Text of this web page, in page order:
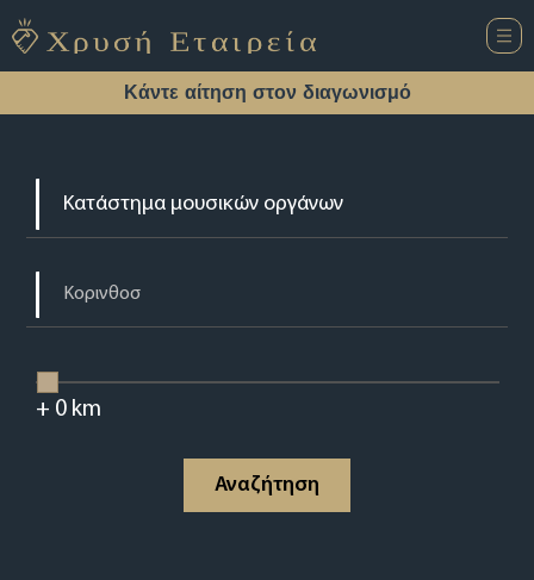
Κάντε αίτηση στον διαγωνισμό
+ 0km
Αναζήτηση